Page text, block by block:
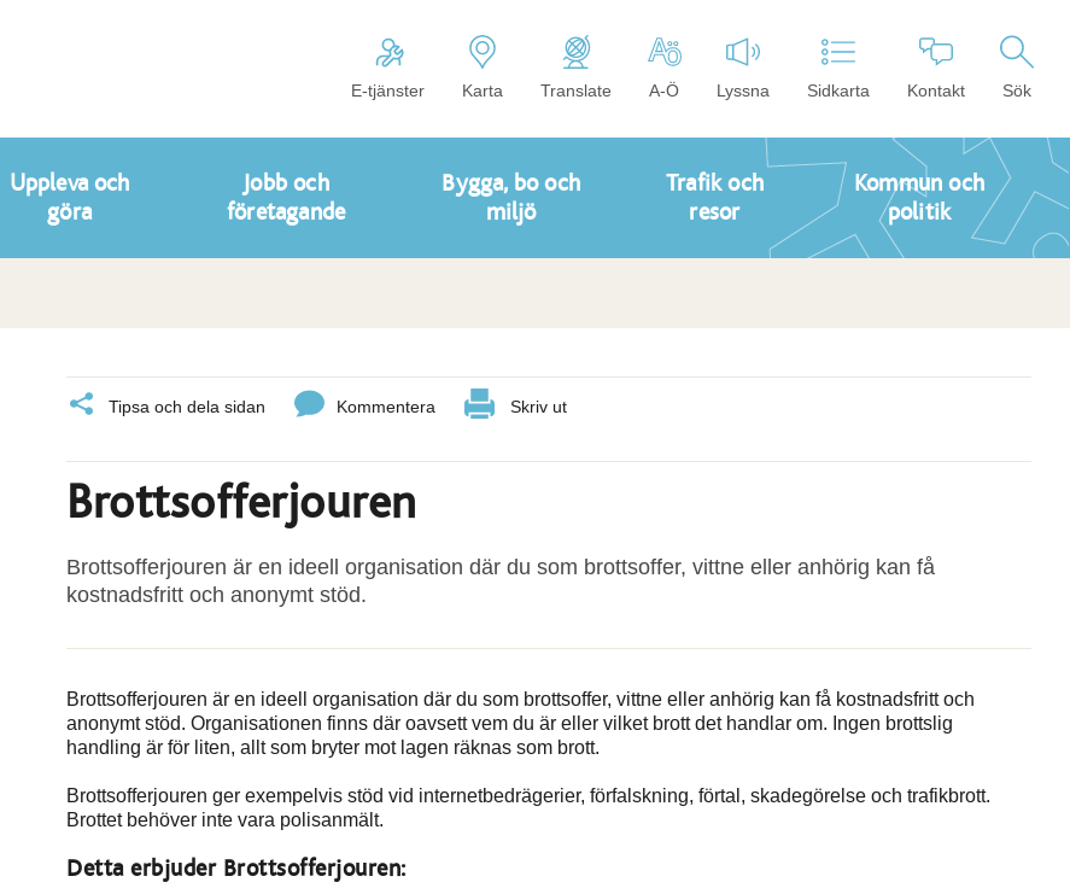
E-tjänster Karta Translate A-Ö Lyssna Sidkarta Kontakt Sök
Uppleva och
göra
Jobb och
företagande
Bygga, bo och
miljö
Trafik och
resor
Kommun och
politik
Tipsa och dela sidan Kommentera Skriv ut
Brottsofferjouren
Brottsofferjouren är en ideell organisation där du som brottsoffer, vittne eller anhörig kan få
kostnadsfritt och anonymt stöd.
Brottsofferjouren är en ideell organisation där du som brottsoffer, vittne eller anhörig kan få kostnadsfritt och
anonymt stöd. Organisationen finns där oavsett vem du är eller vilket brott det handlar om. Ingen brottslig
handling är för liten, allt som bryter mot lagen räknas som brott.
Brottsofferjouren ger exempelvis stöd vid internetbedrägerier, förfalskning, förtal, skadegörelse och trafikbrott.
Brottet behöver inte vara polisanmält.
Detta erbjuder Brottsofferjouren: